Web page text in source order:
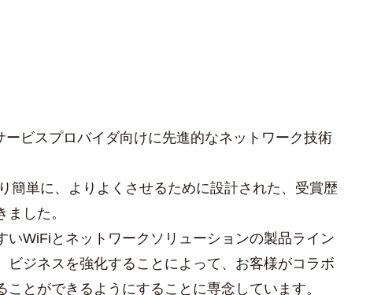
ビスプロバイダ向けに先進的なネットワーク技術
簡単に、よりよくさせるために設計された、受賞歴
した。
WiFiとネットワークソリューションの製品ライン
ビジネスを強化することによって、お客様がコラボ
とができるようにすることに専念しています。